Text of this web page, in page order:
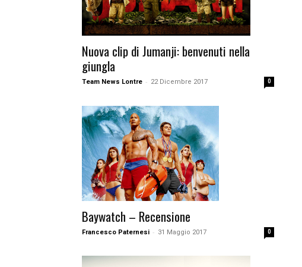
Nuova clip di Jumanji: benvenuti nella
giungla
Team News Lontre - 22 Dicembre 2017 0
Baywatch – Recensione
Francesco Paternesi - 31 Maggio 2017 0